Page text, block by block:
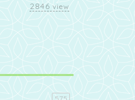
2846 view